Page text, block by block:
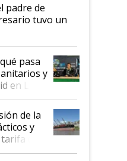
padre de
tuvo un
pasa
y
en La
de la
y
de